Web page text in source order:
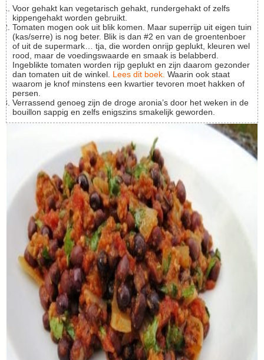
Voor gehakt kan vegetarisch gehakt, rundergehakt of zelfs
kippengehakt worden gebruikt.
Tomaten mogen ook uit blik komen. Maar superrijp uit eigen tuin
(kas/serre) is nog beter. Blik is dan #2 en van de groentenboer
of uit de supermark… tja, die worden onrijp geplukt, kleuren wel
rood, maar de voedingswaarde en smaak is belabberd.
Ingeblikte tomaten worden rijp geplukt en zijn daarom gezonder
dan tomaten uit de winkel. Lees dit boek. Waarin ook staat
waarom je knof minstens een kwartier tevoren moet hakken of
persen.
Verrassend genoeg zijn de droge aronia’s door het weken in de
bouillon sappig en zelfs enigszins smakelijk geworden.